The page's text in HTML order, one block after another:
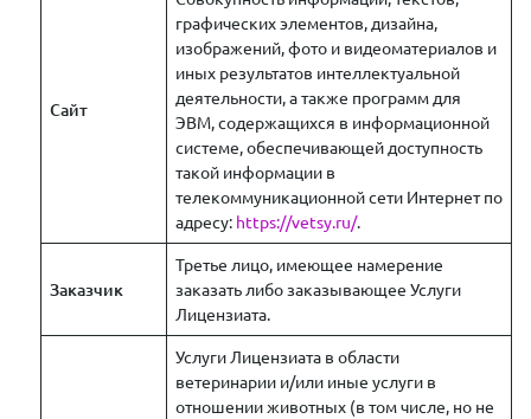
Сайт
графических элементов, дизайна,
изображений, фото и видеоматериалов и
иных результатов интеллектуальной
деятельности, а также программ для
ЭВМ, содержащихся в информационной
системе, обеспечивающей доступность
такой информации в
телекоммуникационной сети Интернет по
адресу: https://vetsy.ru/.
Заказчик
Третье лицо, имеющее намерение
заказать либо заказывающее Услуги
Лицензиата.
Услуги Лицензиата в области
ветеринарии и/или иные услуги в
отношении животных (в том числе, но не